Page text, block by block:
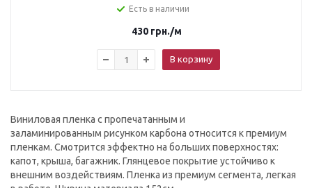
Есть в наличии
430грн./м
В корзину
Виниловая пленка с пропечатанным и
заламинированным рисунком карбона относится к премиум
пленкам. Смотрится эффектно на больших поверхностях:
капот, крыша, багажник. Глянцевое покрытие устойчиво к
внешним воздействиям. Пленка из премиум сегмента, легкая